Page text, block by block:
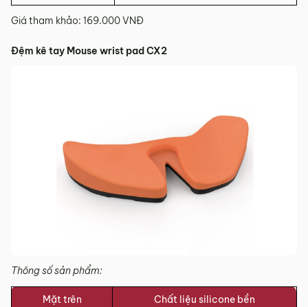
Giá tham khảo: 169.000 VNĐ
Đệm kê tay Mouse wrist pad CX2
Thông số sản phẩm:
Mặt trên Chất liệu silicone bền